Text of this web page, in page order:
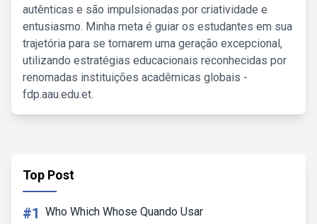
autênticas e são impulsionadas por criatividade e
entusiasmo. Minha meta é guiar os estudantes em sua
trajetória para se tornarem uma geração excepcional,
utilizando estratégias educacionais reconhecidas por
renomadas instituições acadêmicas globais -
fdp.aau.edu.et.
Top Post
#1 Who Which Whose Quando Usar